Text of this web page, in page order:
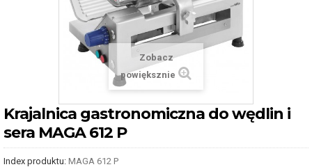
Zobacz
powiększnie
Krajalnica gastronomiczna do wędlin i
sera MAGA 612 P
Index produktu: MAGA 612 P